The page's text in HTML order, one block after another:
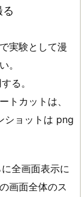
実験として漫
。
る。
トカットは、
ショットは png
全画面表示に
画面全体のス